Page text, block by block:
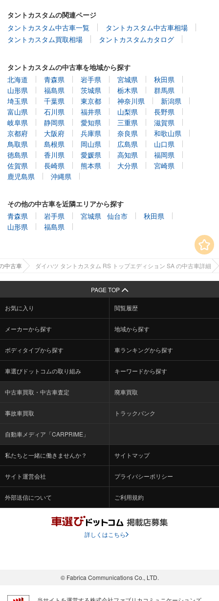
タントカスタムの関連ページ
タントカスタム中古車一覧
タントカスタム中古車相場
タントカスタム買取相場
タントカスタムカタログ
タントカスタムの中古車を地域から探す
北海道
青森県 岩手県 宮城県
秋田県
山形県
福島県 茨城県 栃木県
群馬県
埼玉県
千葉県 東京都 神奈川県
新潟県
富山県
石川県 福井県 山梨県
長野県
岐阜県
静岡県 愛知県 三重県
滋賀県
京都府
大阪府 兵庫県 奈良県
和歌山県
鳥取県
島根県 岡山県 広島県
山口県
徳島県
香川県 愛媛県 高知県
福岡県
佐賀県
長崎県 熊本県 大分県
宮崎県
鹿児島県
沖縄県
その他の中古車を近隣エリアから探す
青森県
岩手県 宮城県 仙台市
秋田県
山形県
福島県
中古車 ダイハツ タントカスタム RS トップエディション SA の中古車詳細
PAGE TOP
お気に入り 閲覧履歴
メーカーから探す 地域から探す
ボディタイプから探す 車ランキングから探す
車選びドットコムの取り組み キーワードから探す
中古車買取・中古車査定 廃車買取
事故車買取 トラックバンク
自動車メディア「CARPRIME」
私たちと一緒に働きませんか？ サイトマップ
サイト運営会社 プライバシーポリシー
外部送信について ご利用規約
詳しくはこちら
© Fabrica Communications Co., LTD.